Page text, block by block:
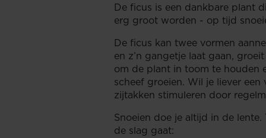
De ficus is een dankbare plant
erg groot worden - op tijd
De ficus kan twee vormen
en z’n gangetje laat gaan,
om de plant in toom te houden
scheef groeien. Wil je liever
zijtakken stimuleren door
Snoeien doe je altijd in de
de slag gaat: